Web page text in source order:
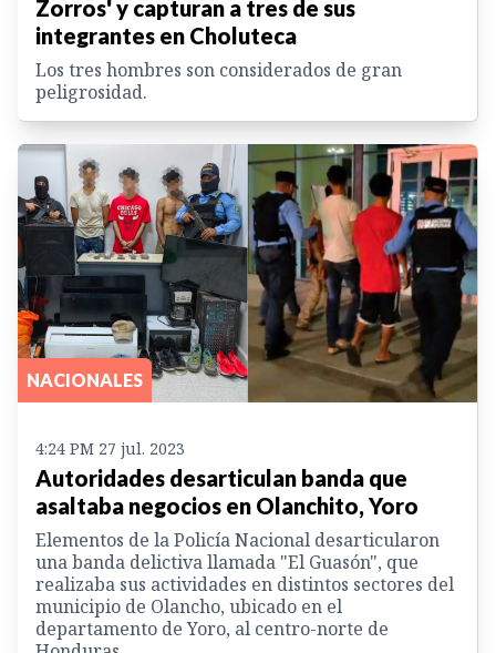
Zorros' y capturan a tres de sus
integrantes en Choluteca
Los tres hombres son considerados de gran
peligrosidad.
NACIONALES
4:24 PM 27 jul. 2023
Autoridades desarticulan banda que
asaltaba negocios en Olanchito, Yoro
Elementos de la Policía Nacional desarticularon
una banda delictiva llamada "El Guasón", que
realizaba sus actividades en distintos sectores del
municipio de Olancho, ubicado en el
departamento de Yoro, al centro-norte de